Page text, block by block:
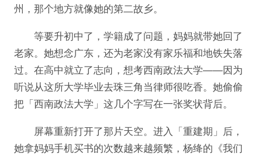
州，那个地方就像她的第二故乡。
等要升初中了，学籍成了问题，妈妈就带她回了
老家。她想念广东，还为老家没有家乐福和地铁失落
过。在高中就立了志向，想考西南政法大学——因为
听说从这所大学毕业去珠三角当律师很吃香。她偷偷
把「西南政法大学」这几个字写在一张奖状背后。
屏幕重新打开了那片天空。进入「重建期」后，
她拿妈妈手机买书的次数越来越频繁，杨绛的《我们